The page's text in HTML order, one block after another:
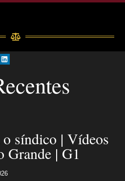
síndico | Vídeos
| G1